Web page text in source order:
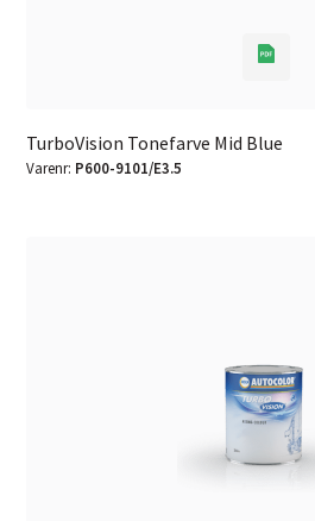
TurboVision Tonefarve Mid Blue
Varenr: P600-9101/E3.5